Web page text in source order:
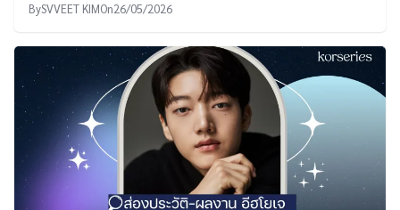
BySVVEET KIMOn26/05/2026